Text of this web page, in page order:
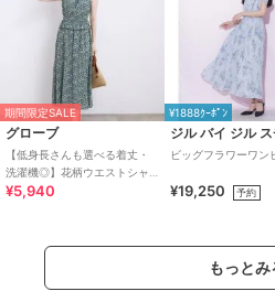
期間限定SALE
グローブ
【低身長さんも選べる着丈・
洗濯機◎】花柄ウエストシャ
ーリングワンピース
¥5,940
¥1888ｸｰﾎﾟﾝ
ビッグフラワーワン
¥19,250 予約
もっとみ